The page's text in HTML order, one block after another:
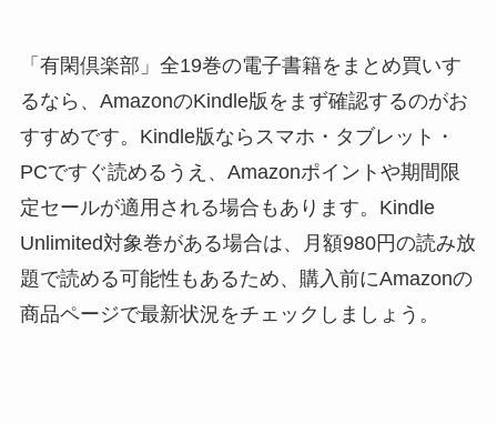
「有閑倶楽部」全19巻の電子書籍をまとめ買いす
るなら、AmazonのKindle版をまず確認するのがお
すすめです。Kindle版ならスマホ・タブレット・
PCですぐ読めるうえ、Amazonポイントや期間限
定セールが適用される場合もあります。Kindle
Unlimited対象巻がある場合は、月額980円の読み放
題で読める可能性もあるため、購入前にAmazonの
商品ページで最新状況をチェックしましょう。